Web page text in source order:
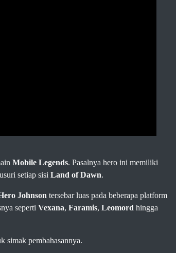
Mobile Legends. Pasalnya hero ini memiliki
setiap sisi Land of Dawn.
Johnson tersebar luas pada beberapa platform
seperti Vexana, Faramis, Leomord hingga
simak pembahasannya.